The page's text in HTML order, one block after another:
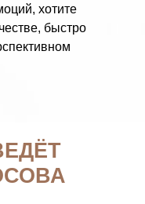
хотите
быстро